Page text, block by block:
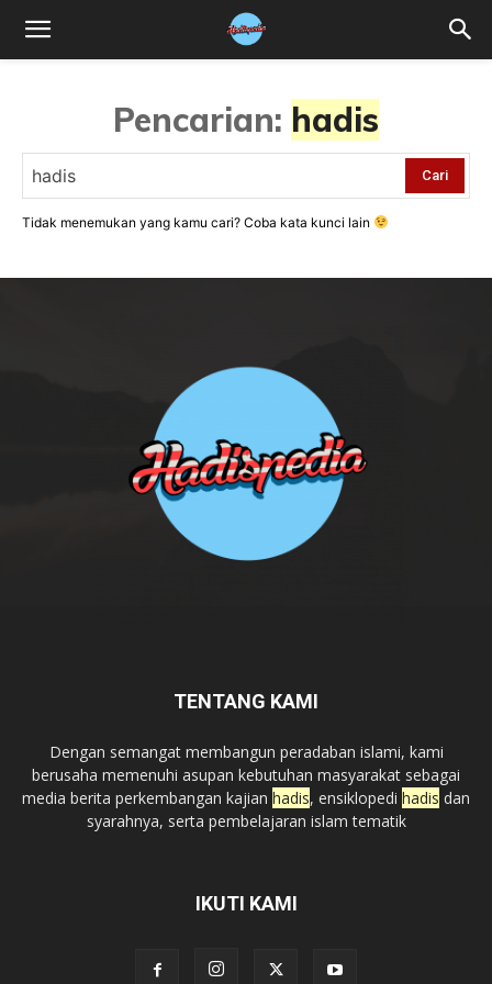
Pencarian: hadis
Cari
Tidak menemukan yang kamu cari? Coba kata kunci lain
TENTANG KAMI
Dengan semangat membangun peradaban islami, kami
berusaha memenuhi asupan kebutuhan masyarakat sebagai
media berita perkembangan kajian hadis, ensiklopedi hadis dan
syarahnya, serta pembelajaran islam tematik
IKUTI KAMI